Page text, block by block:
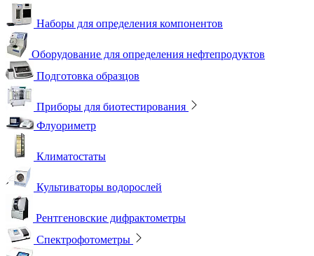
Наборы для определения компонентов
Оборудование для определения нефтепродуктов
Подготовка образцов
Приборы для биотестирования
Флуориметр
Климатостаты
Культиваторы водорослей
Рентгеновские дифрактометры
Спектрофотометры